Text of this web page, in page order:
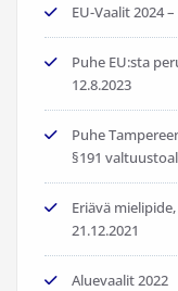
EU-Vaalit 2024
Puhe EU:sta
12.8.2023
Puhe
§191
Eriävä
21.12.2021
Aluevaalit 2022